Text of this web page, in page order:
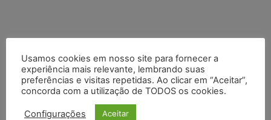
Usamos cookies em nosso site para fornecer a
experiência mais relevante, lembrando suas
preferências e visitas repetidas. Ao clicar em “Aceitar”,
concorda com a utilização de TODOS os cookies.
Configurações Aceitar